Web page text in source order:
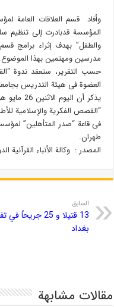
وأفاد قسم العلاقات العامة
المؤسسة قدبادرت إلی
والطفل” بهدف إثراء برامج
مدرسین ومهتمین بهذا الموضوع.
حسب التقریر، ستعقد ندوة
العضوة فی هیئة التدریس
یذکر أن
“القصص الفکریة والإسلامیة
فی قاعة “صدر المتأهلین”
طهران.
المصدر : وکالة الأنباء القرآنیة
السابق
13 قتيلا و 25
بغداد
مقالات مشابهة